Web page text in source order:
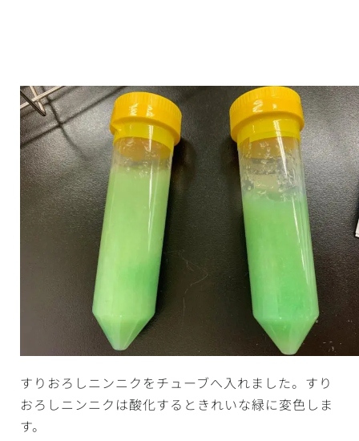
すりおろしニンニクをチューブへ入れました。すり
おろしニンニクは酸化するときれいな緑に変色しま
す。